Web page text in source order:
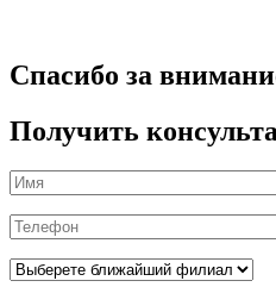
Спасибо за
Получить